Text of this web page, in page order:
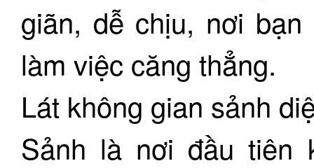
giãn, dễ chịu, nơi
làm việc căng thẳng.
Lát không gian sảnh
Sảnh là nơi đầu tiên